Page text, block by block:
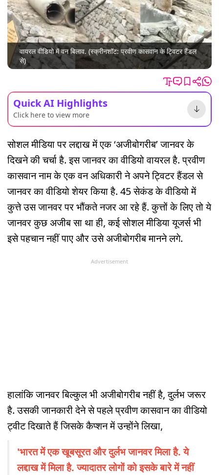
वायरल वीडियो में वन बिलाव. (स्क्रीनशॉट: प्रवीण कासवान के ट्विटर हैंडल
से)
Quick AI Highlights
Click here to view more
सोशल मीडिया पर लद्दाख में एक ‘अजीबोगरीब’ जानवर के
दिखने की चर्चा है. इस जानवर का वीडियो वायरल है. प्रवीण
कासवान नाम के एक वन अधिकारी ने अपने ट्विटर हैंडल से
जानवर का वीडियो शेयर किया है. 45 सेकंड के वीडियो में
कुत्ते उस जानवर पर भौंकते नजर आ रहे हैं. कुत्तों के लिए तो ये
जानवर कुछ अजीब सा था ही, कई सोशल मीडिया यूजर्स भी
इसे पहचान नहीं पाए और उसे अजीबोगरीब मानने लगे.
Advertisement
हालांकि जानवर बिल्कुल भी अजीबोगरीब नहीं है, दुर्लभ जरूर
है. उसकी जानकारी देने से पहले प्रवीण कासवान का वीडियो
ट्वीट दिखाते हैं जिसके कैप्शन में उन्होंने लिखा,
'भारत में एक खूबसूरत और दुर्लभ जानवर मिला है. ये
लद्दाख में मिला है. ज्यादातर लोगों को इसके बारे में नहीं